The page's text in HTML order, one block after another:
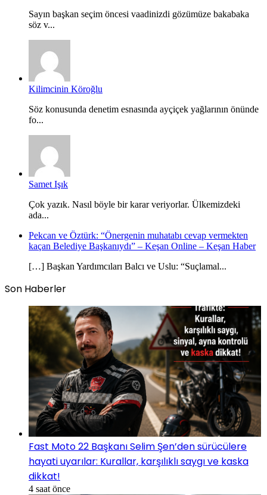
Sayın başkan seçim öncesi vaadinizdi gözümüze bakabaka
söz v...
Kilimcinin Köroğlu
Söz konusunda denetim esnasında ayçiçek yağlarının önünde
fo...
Samet Işık
Çok yazık. Nasıl böyle bir karar veriyorlar. Ülkemizdeki
ada...
Pekcan ve Öztürk: “Önergenin muhatabı cevap vermekten
kaçan Belediye Başkanıydı” – Keşan Online – Keşan Haber
[…] Başkan Yardımcıları Balcı ve Uslu: “Suçlamal...
Son Haberler
Fast Moto 22 Başkanı Selim Şen’den sürücülere
hayati uyarılar: Kurallar, karşılıklı saygı ve kaska
dikkat!
4 saat önce